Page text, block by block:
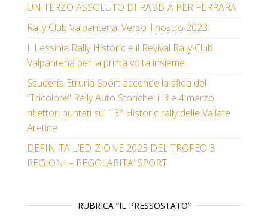
UN TERZO ASSOLUTO DI RABBIA PER FERRARA
Rally Club Valpantena. Verso il nostro 2023.
Il Lessinia Rally Historic e il Revival Rally Club
Valpantena per la prima volta insieme.
Scuderia Etruria Sport accende la sfida del
“Tricolore” Rally Auto Storiche: il 3 e 4 marzo
riflettori puntati sul 13° Historic rally delle Vallate
Aretine
DEFINITA L’EDIZIONE 2023 DEL TROFEO 3
REGIONI – REGOLARITA’ SPORT
RUBRICA “IL PRESSOSTATO”